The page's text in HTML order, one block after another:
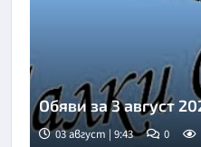
Обяви за 3 август
03 август | 9:43 0